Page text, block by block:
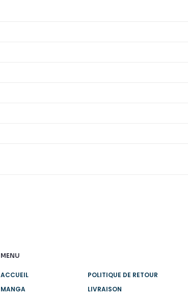
MENU
ACCUEIL
MANGA
POLITIQUE DE RETOUR
LIVRAISON